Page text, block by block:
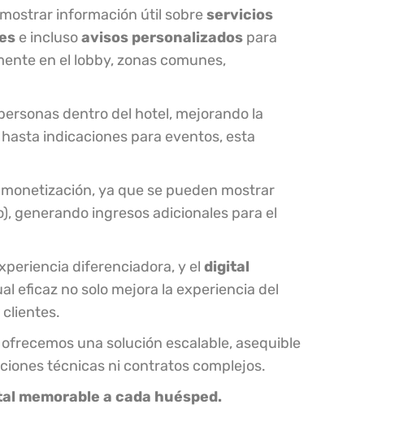
información útil sobreservicios
e inclusoavisos personalizados para
en el lobby, zonas comunes,
dentro del hotel, mejorando la
indicaciones para eventos, esta
ya que se pueden mostrar
generando ingresos adicionales para el
diferenciadora, y el digital
eficaz no solo mejora la experiencia del
clientes.
una solución escalable, asequible
técnicas ni contratos complejos.
memorable a cada huésped.